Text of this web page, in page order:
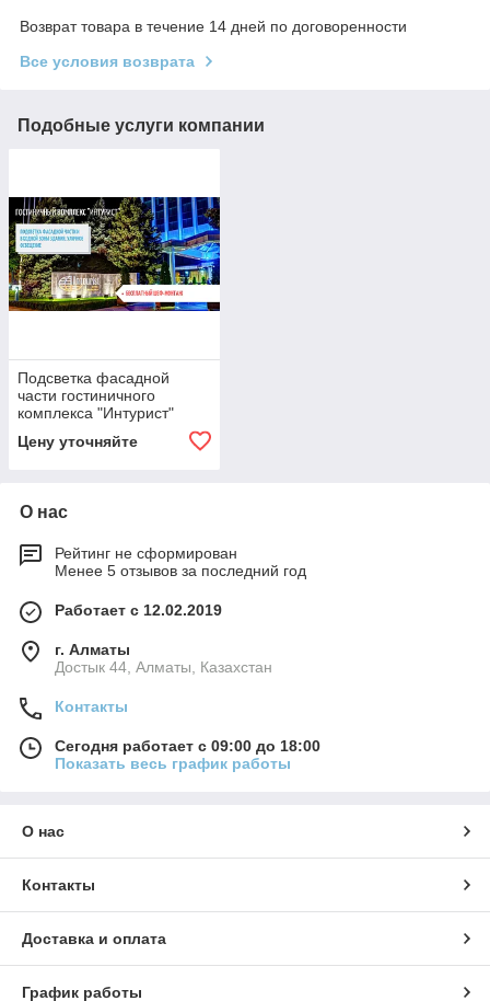
Возврат товара в течение 14 дней по договоренности
Все условия возврата
Подобные услуги компании
Подсветка фасадной
части гостиничного
комплекса "Интурист"
Цену уточняйте
О нас
Рейтинг не сформирован
Менее 5 отзывов за последний год
Работает с 12.02.2019
г. Алматы
Достык 44, Алматы, Казахстан
Контакты
Сегодня работает с 09:00 до 18:00
Показать весь график работы
О нас
Контакты
Доставка и оплата
График работы